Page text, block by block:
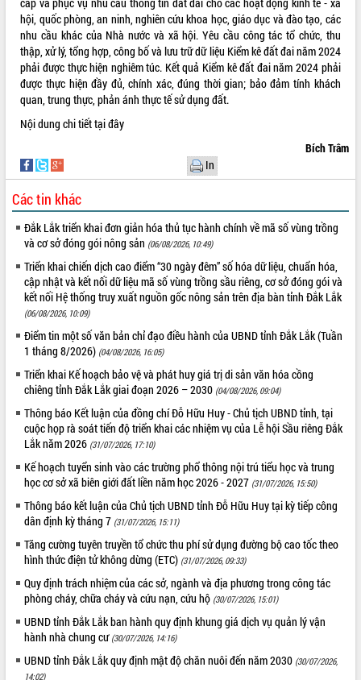
2026
Khám bệnh, cấp phát thuốc miễn phí
và tặng quà người dân xã Cư Pui
Hội nghị UBND tỉnh Đắk Lắk thường kỳ
tháng 7/2026
Lễ truy tặng danh hiệu “Bà Mẹ Việt
Nam Anh hùng” và trao Huân chương
Lao động
UBND tỉnh Đắk Lắk triển khai nhiệm
vụ 6 tháng cuối năm 2026
Kỳ họp thứ Hai, Hội đồng nhân dân
tỉnh khóa XI quyết nghị nhiều nội dung
quan trọng
Bí thư Tỉnh ủy Lương Nguyễn Minh
Triết thăm, tặng quà người có công với
cách mạng
Rà soát, hoàn thiện hệ thống thiết chế
văn hóa, thể thao đáp ứng yêu cầu
phát triển mới
mặt Đoàn chuyên gia y tế TP. Hồ Chí
Minh
Lễ truy điệu và an táng hài cốt liệt sĩ
tại Nghĩa trang Liệt sĩ xã Sơn Hòa
Bàn giải pháp tháo gỡ khó khăn trong
xuất khẩu sầu riêng và triển khai quy
định EUDR
Thứ trưởng Bộ Nông nghiệp và Môi
trường Nguyễn Hoàng Hiệp khảo sát
vùng trồng và doanh nghiệp đóng gói
ALBUM ẢNH
LIÊN KẾT WEB
THỐNG KÊ TRUY CẬP
Hôm nay: 20134
Tất cả:
66105802
hội, quốc phòng, an ninh, nghiên cứu khoa học, giáo dục và đào tạo, các
nhu cầu khác của Nhà nước và xã hội. Yêu cầu công tác tổ chức, thu
thập, xử lý, tổng hợp, công bố và lưu trữ dữ liệu Kiểm kê đất đai năm 2024
phải được thực hiện nghiêm túc. Kết quả Kiểm kê đất đai năm 2024 phải
được thực hiện đầy đủ, chính xác, đúng thời gian; bảo đảm tính khách
quan, trung thực, phản ánh thực tế sử dụng đất.
Nội dung chi tiếttại đây
Bích Trâm
In
Các tin khác
Đắk Lắk triển khai đơn giản hóa thủ tục hành chính về mã số vùng trồng
và cơ sở đóng gói nông sản (06/08/2026, 10:49)
Triển khai chiến dịch cao điểm “30 ngày đêm” số hóa dữ liệu, chuẩn hóa,
cập nhật và kết nối dữ liệu mã số vùng trồng sầu riêng, cơ sở đóng gói và
kết nối Hệ thống truy xuất nguồn gốc nông sản trên địa bàn tỉnh Đắk Lắk
(06/08/2026, 10:09)
Điểm tin một số văn bản chỉ đạo điều hành của UBND tỉnh Đắk Lắk (Tuần
1 tháng 8/2026) (04/08/2026, 16:05)
Triển khai Kế hoạch bảo vệ và phát huy giá trị di sản văn hóa cồng
chiêng tỉnh Đắk Lắk giai đoạn 2026 – 2030 (04/08/2026, 09:04)
Thông báo Kết luận của đồng chí Đỗ Hữu Huy - Chủ tịch UBND tỉnh, tại
cuộc họp rà soát tiến độ triển khai các nhiệm vụ của Lễ hội Sầu riêng Đắk
Lắk năm 2026 (31/07/2026, 17:10)
Kế hoạch tuyển sinh vào các trường phổ thông nội trú tiểu học và trung
học cơ sở xã biên giới đất liền năm học 2026 - 2027 (31/07/2026, 15:50)
Thông báo kết luận của Chủ tịch UBND tỉnh Đỗ Hữu Huy tại kỳ tiếp công
dân định kỳ tháng 7 (31/07/2026, 15:11)
Tăng cường tuyên truyền tổ chức thu phí sử dụng đường bộ cao tốc theo
hình thức điện tử không dừng (ETC) (31/07/2026, 09:33)
Quy định trách nhiệm của các sở, ngành và địa phương trong công tác
phòng cháy, chữa cháy và cứu nạn, cứu hộ (30/07/2026, 15:01)
UBND tỉnh Đắk Lắk ban hành quy định khung giá dịch vụ quản lý vận
hành nhà chung cư (30/07/2026, 14:16)
UBND tỉnh Đắk Lắk quy định mật độ chăn nuôi đến năm 2030 (30/07/2026,
14:02)